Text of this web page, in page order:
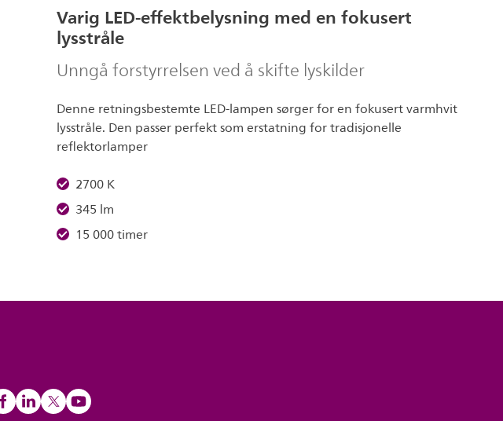
Varig LED-effektbelysning med en fokusert
lysstråle
Unngå forstyrrelsen ved å skifte lyskilder
Denne retningsbestemte LED-lampen sørger for en fokusert varmhvit
lysstråle. Den passer perfekt som erstatning for tradisjonelle
reflektorlamper
2700 K
345 lm
15 000 timer